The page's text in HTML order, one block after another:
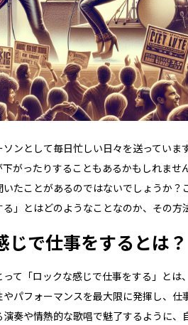
ンとして毎日忙しい日々を送ってい
下がったりすることもあるかもしれま
たことがあるのではないでしょうか
」とはどのようなことなのか、その方
じで仕事をするとは？
て「ロックな感じで仕事をする」と
パフォーマンスを最大限に発揮し、
奏や情熱的な歌唱で魅了するように